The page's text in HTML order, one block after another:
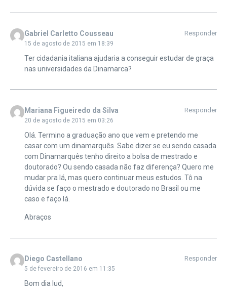
Gabriel Carletto Cousseau
15 de agosto de 2015 em 18:39
Responder
Ter cidadania italiana ajudaria a conseguir estudar de graça
nas universidades da Dinamarca?
Mariana Figueiredo da Silva
20 de agosto de 2015 em 03:26
Responder
Olá. Termino a graduação ano que vem e pretendo me
casar com um dinamarquês. Sabe dizer se eu sendo casada
com Dinamarquês tenho direito a bolsa de mestrado e
doutorado? Ou sendo casada não faz diferença? Quero me
mudar pra lá, mas quero continuar meus estudos. Tô na
dúvida se faço o mestrado e doutorado no Brasil ou me
caso e faço lá.
Abraços
Diego Castellano
5 de fevereiro de 2016 em 11:35
Responder
Bom dia lud,